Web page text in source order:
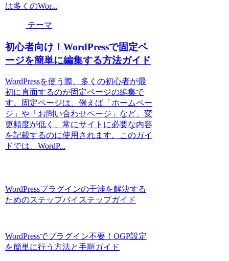
は多くのWor...
テーマ
初心者向け！WordPressで固定ペ
ージを簡単に編集する方法ガイド
WordPressを使う際、多くの初心者が最
初に直面するのが固定ページの編集で
す。固定ページは、例えば「ホームペー
ジ」や「お問い合わせページ」など、変
更頻度が低く、常にサイトに必要な内容
を記載するのに使用されます。このガイ
ドでは、WordP...
WordPressプラグインの干渉を解決する
ためのステップバイステップガイド
WordPressでプラグイン不要！OGP設定
を簡単に行う方法と手順ガイド